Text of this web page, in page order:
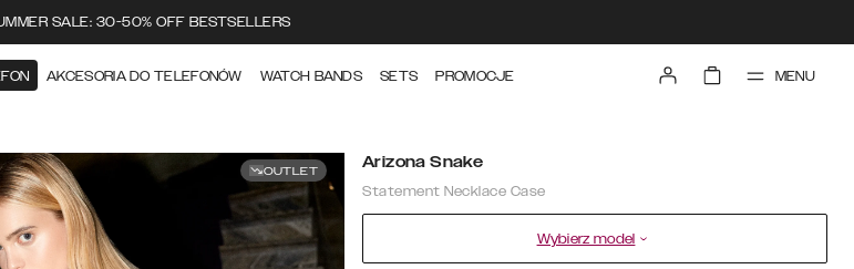
SALE: 30-50% OFF BESTSELLERS
AKCESORIA DO TELEFONÓW WATCH BANDS SETS PROMOCJE MENU
OUTLET Arizona Snake
Statement Necklace Case
Wybierz model